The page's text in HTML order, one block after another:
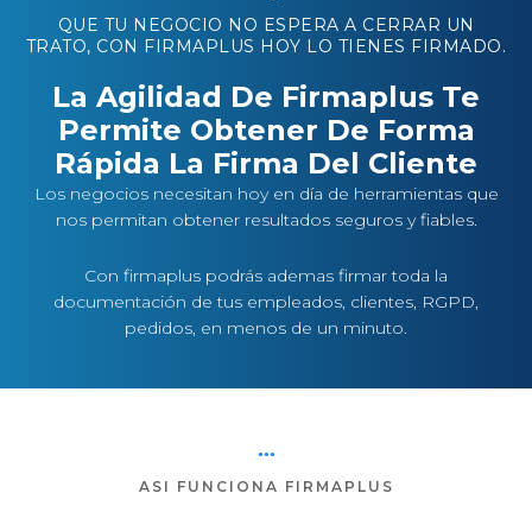
QUE TU NEGOCIO NO ESPERA A CERRAR UN
TRATO, CON FIRMAPLUS HOY LO TIENES FIRMADO.
La Agilidad De Firmaplus Te
Permite Obtener De Forma
Rápida La Firma Del Cliente
Los negocios necesitan hoy en día de herramientas que
nos permitan obtener resultados seguros y fiables.
Con firmaplus podrás ademas firmar toda la
documentación de tus empleados, clientes, RGPD,
pedidos, en menos de un minuto.
●●●
ASI FUNCIONA FIRMAPLUS